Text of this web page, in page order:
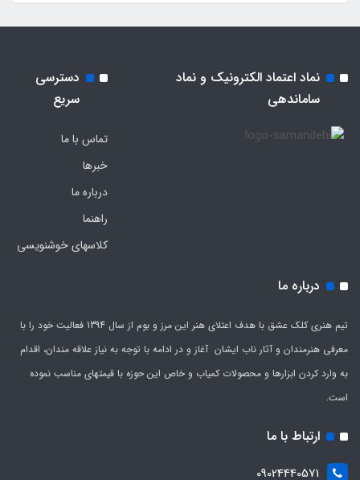
نماد اعتماد الکترونیک و نماد
ساماندهی
دسترسی
سریع
تماس با ما
خبرها
درباره ما
راهنما
کلاسهای خوشنویسی
درباره ما
تیم هنری کلک عشق با هدف اعتلای هنر این مرز و بوم از سال 1394 فعالیت خود را با
معرفی هنرمندان و آثار ناب ایشان آغاز و در ادامه با توجه به نیاز علاقه مندان، اقدام
به وارد کردن ابزارها و محصولات کمیاب و خاص این حوزه با قیمتهای مناسب نموده
است.
ارتباط با ما
09024440571